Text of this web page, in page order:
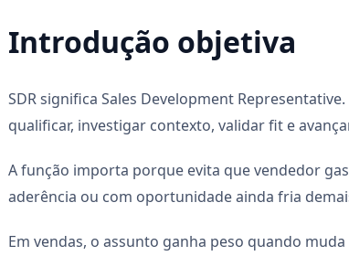
Introdução objetiva
SDR significa Sales Development
qualificar, investigar contexto, validar fit e
A função importa porque evita que vendedor
aderência ou com oportunidade ainda fria
Em vendas, o assunto ganha peso quando